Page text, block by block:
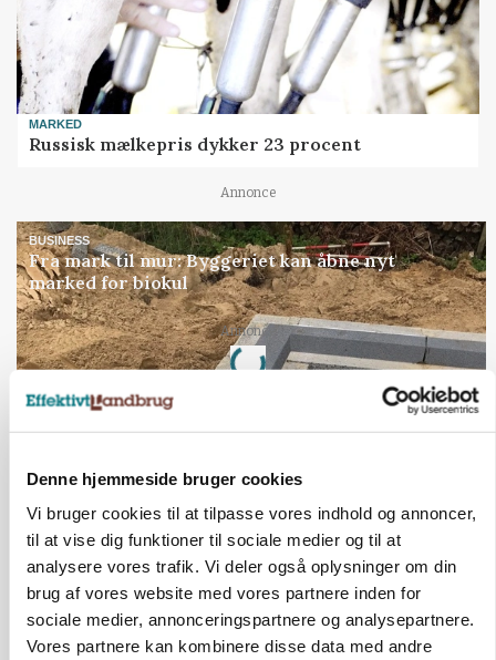
Denne hjemmeside bruger cookies
Vi bruger cookies til at tilpasse vores indhold og annoncer,
til at vise dig funktioner til sociale medier og til at
analysere vores trafik. Vi deler også oplysninger om din
brug af vores website med vores partnere inden for
sociale medier, annonceringspartnere og analysepartnere.
Vores partnere kan kombinere disse data med andre
MARKED
Russisk mælkepris dykker 23 procent
Annonce
BUSINESS
Fra mark til mur: Byggeriet kan åbne nyt
marked for biokul
Annonce
Loading...